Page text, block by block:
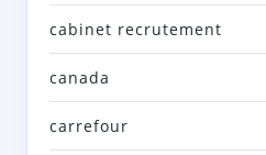
cabinet recrutement
canada
carrefour